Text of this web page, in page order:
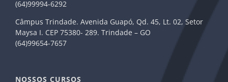
(64)99994-6292
Câmpus Trindade. Avenida Guapó, Qd. 45, Lt. 02, Setor
Maysa I. CEP 75380- 289. Trindade – GO
(64)99654-7657
NOSSOS CURSOS